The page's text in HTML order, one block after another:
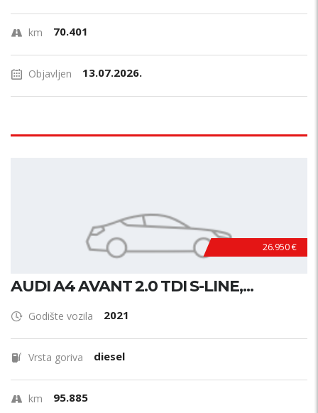
km 70.401
Objavljen 13.07.2026.
26.950 €
AUDI A4 AVANT 2.0 TDI S-LINE,...
Godište vozila 2021
Vrsta goriva diesel
km 95.885